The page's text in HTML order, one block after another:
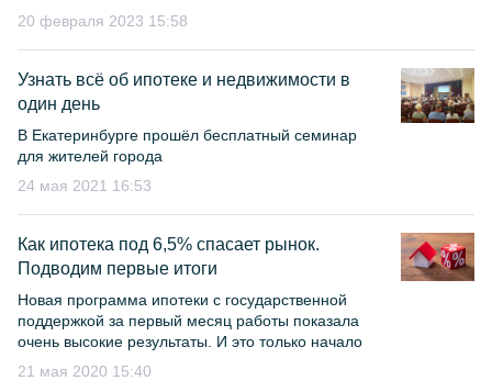
20 февраля 2023 15:58
Узнать всё об ипотеке и недвижимости в
один день
В Екатеринбурге прошёл бесплатный семинар
для жителей города
24 мая 2021 16:53
Как ипотека под 6,5% спасает рынок.
Подводим первые итоги
Новая программа ипотеки с государственной
поддержкой за первый месяц работы показала
очень высокие результаты. И это только начало
21 мая 2020 15:40